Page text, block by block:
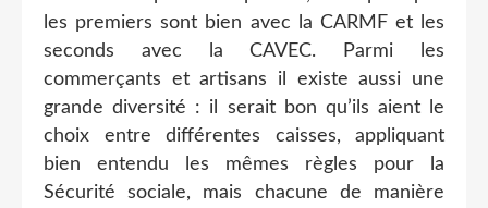
les premiers sont bien avec la CARMF et les
seconds avec la CAVEC. Parmi les
commerçants et artisans il existe aussi une
grande diversité : il serait bon qu’ils aient le
choix entre différentes caisses, appliquant
bien entendu les mêmes règles pour la
Sécurité sociale, mais chacune de manière